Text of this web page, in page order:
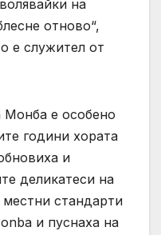
на
отново“,
е служител от
Монба е особено
години хората
и
деликатеси на
стандарти
и пуснаха на